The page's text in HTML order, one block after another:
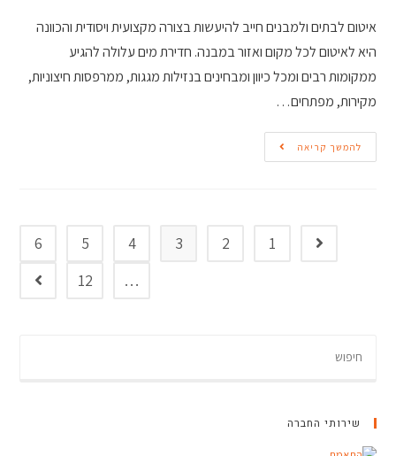
איטום לבתים ולמבנים חייב להיעשות בצורה מקצועית ויסודית והכוונה
היא לאיטום לכל מקום ואזור במבנה. חדירת מים עלולה להגיע
ממקומות רבים ומכל כיוון ומבחינים בנזילות מגגות, ממרפסות חיצוניות,
מקירות, מפתחים…
להמשך קריאה
1
2
3
4
5
6
…
12
שירותי החברה